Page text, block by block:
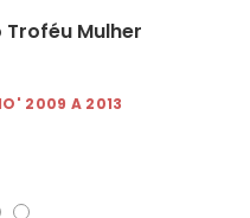
Mulher
2009 A 2013